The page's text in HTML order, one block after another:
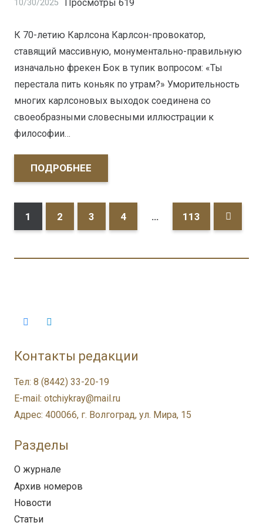
10/30/2025 Просмотры 619
К 70-летию Карлсона Карлсон-провокатор,
ставящий массивную, монументально-правильную
изначально фрекен Бок в тупик вопросом: «Ты
перестала пить коньяк по утрам?» Уморительность
многих карлсоновых выходок соединена со
своеобразными словесными иллюстрации к
философии…
ПОДРОБНЕЕ
1 2 3 4 … 113
Контакты редакции
Тел: 8 (8442) 33-20-19
E-mail: otchiykray@mail.ru
Адрес: 400066, г. Волгоград, ул. Мира, 15
Разделы
О журнале
Архив номеров
Новости
Статьи